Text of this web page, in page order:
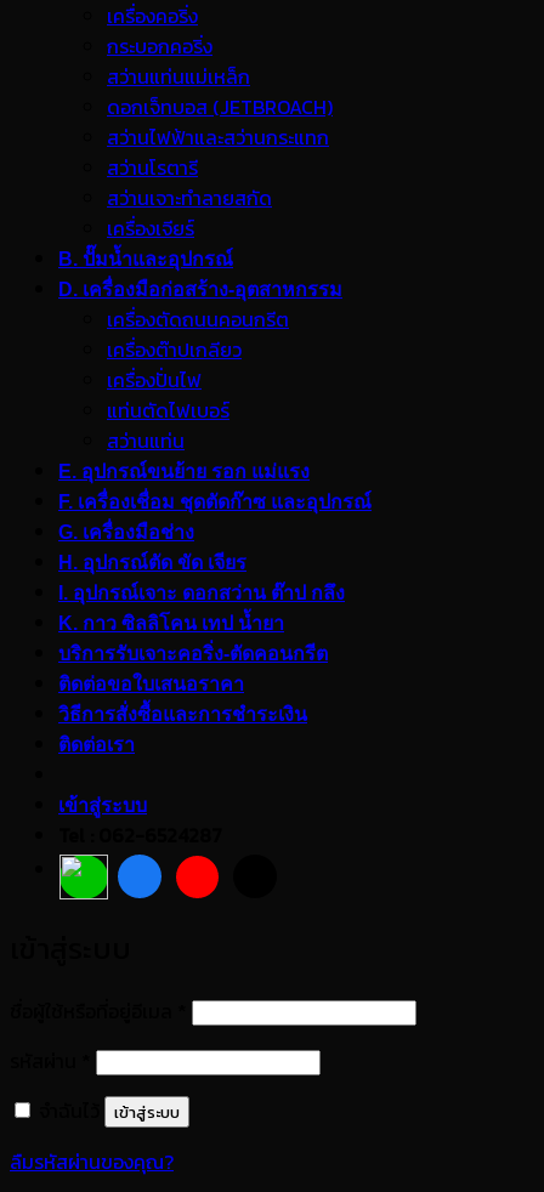
เครื่องคอริ่ง
กระบอกคอริ่ง
สว่านแท่นแม่เหล็ก
ดอกเจ็ทบอส (JETBROACH)
สว่านไฟฟ้าและสว่านกระแทก
สว่านโรตารี
สว่านเจาะทำลายสกัด
เครื่องเจียร์
B. ปั๊มน้ำและอุปกรณ์
D. เครื่องมือก่อสร้าง-อุตสาหกรรม
เครื่องตัดถนนคอนกรีต
เครื่องต๊าปเกลียว
เครื่องปั่นไฟ
แท่นตัดไฟเบอร์
สว่านแท่น
E. อุปกรณ์ขนย้าย รอก แม่แรง
F. เครื่องเชื่อม ชุดตัดก๊าซ และอุปกรณ์
G. เครื่องมือช่าง
H. อุปกรณ์ตัด ขัด เจียร
I. อุปกรณ์เจาะ ดอกสว่าน ต๊าป กลึง
K. กาว ซิลลิโคน เทป น้ำยา
บริการรับเจาะคอริ่ง-ตัดคอนกรีต
ติดต่อขอใบเสนอราคา
วิธีการสั่งซื้อและการชำระเงิน
ติดต่อเรา
เข้าสู่ระบบ
ต้องการ
ต้องการ
เข้าสู่ระบบ
ลืมรหัสผ่านของคุณ?